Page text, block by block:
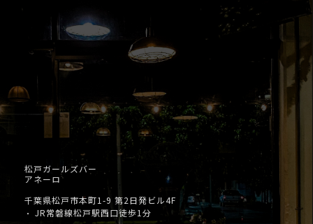
松戸ガールズバー
アネーロ
千葉県松戸市本町1-9 第2日発ビル4F
・ JR常磐線松戸駅西口徒歩1分